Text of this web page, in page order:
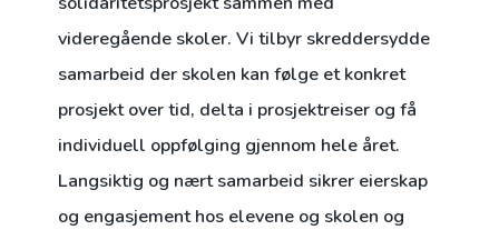
videregående skoler. Vi tilbyr skreddersydde
samarbeid der skolen kan følge et konkret
prosjekt over tid, delta i prosjektreiser og få
individuell oppfølging gjennom hele året.
Langsiktig og nært samarbeid sikrer eierskap
og engasjement hos elevene og skolen og